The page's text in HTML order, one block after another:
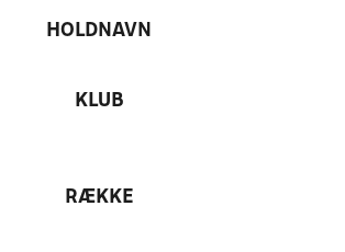
HOLDNAVN
KLUB
RÆKKE